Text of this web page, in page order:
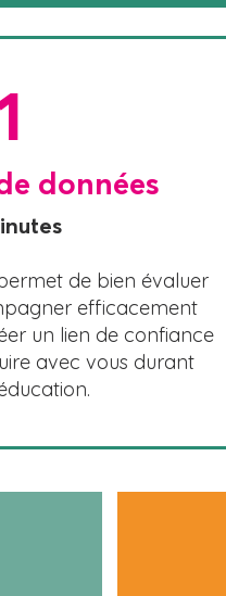
données
de bien évaluer
efficacement
un lien de confiance
avec vous durant